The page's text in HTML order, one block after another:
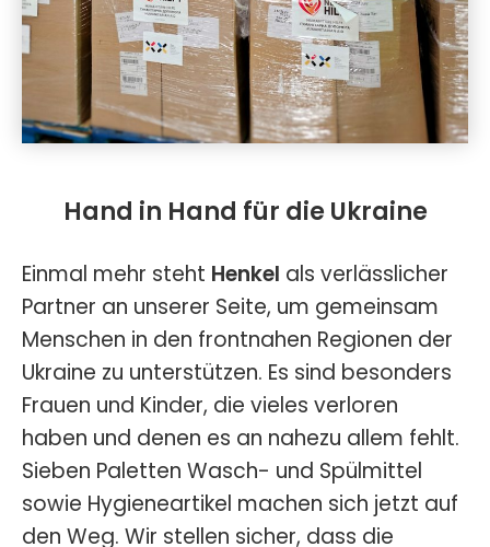
Hand in Hand für die Ukraine
Einmal mehr steht Henkel als verlässlicher
Partner an unserer Seite, um gemeinsam
Menschen in den frontnahen Regionen der
Ukraine zu unterstützen. Es sind besonders
Frauen und Kinder, die vieles verloren
haben und denen es an nahezu allem fehlt.
Sieben Paletten Wasch- und Spülmittel
sowie Hygieneartikel machen sich jetzt auf
den Weg. Wir stellen sicher, dass die